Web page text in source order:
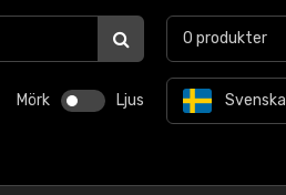
Mörk Ljus Svenska
0 produkter